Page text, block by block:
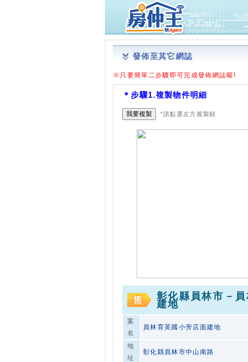
發佈至其它網誌
※只要簡單二步驟即可完成發佈網誌喔!
＊步驟1.複製物件明細
我要複製 *請點選左方複製鈕
彰化縣員林市－
建地
案
名
員林育英國小旁店面建地
地
址
彰化縣員林市中山南路